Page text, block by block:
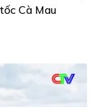
Cà Mau